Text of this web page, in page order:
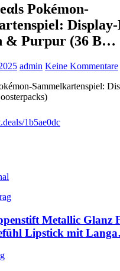
Pokémon-
& Purpur (36 B…
admin Keine Kommentare
Sammelkartenspiel:
1b5ae0dc
Metallic Glanz
Lipstick mit